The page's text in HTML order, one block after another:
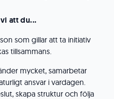
att du...
som gillar att ta initiativ
tillsammans.
mycket, samarbetar
ansvar i vardagen.
skapa struktur och följa